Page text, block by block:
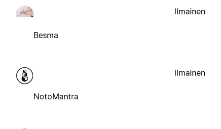
Besma
Ilmainen
NotoMantra
Ilmainen